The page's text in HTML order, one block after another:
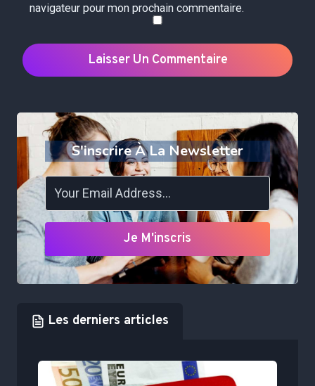
navigateur pour mon prochain commentaire.
S'inscrire À La Newsletter
Je M'inscris
Les derniers articles